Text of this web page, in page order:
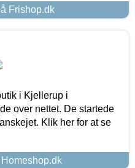
Frishop.dk
i Kjellerup i
over nettet. De startede
Klik her for at se